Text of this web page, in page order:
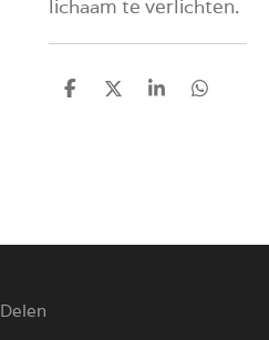
lichaam te verlichten.
D
D
S
D
Delen